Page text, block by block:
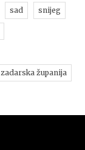
sad snijeg
zadarska županija